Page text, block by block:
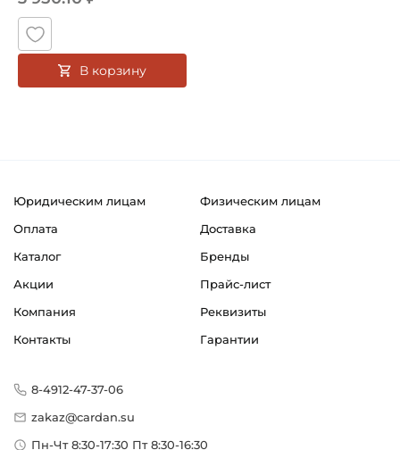
В корзину
Юридическим лицам
Физическим лицам
Оплата
Доставка
Каталог
Бренды
Акции
Прайс-лист
Компания
Реквизиты
Контакты
Гарантии
8-4912-47-37-06
zakaz@cardan.su
Пн-Чт 8:30-17:30 Пт 8:30-16:30